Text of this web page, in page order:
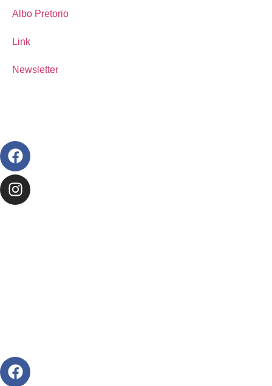
Albo Pretorio
Link
Newsletter